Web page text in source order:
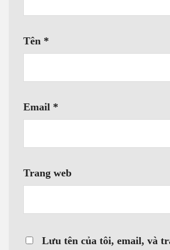
Tên *
Email *
Trang web
Lưu tên của tôi, email, và